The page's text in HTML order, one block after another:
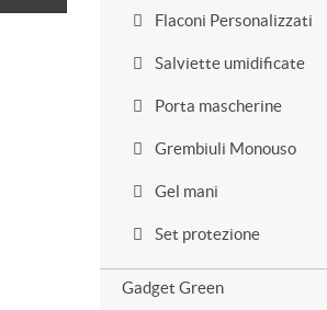
Flaconi Personalizzati
Salviette umidificate
Porta mascherine
Grembiuli Monouso
Gel mani
Set protezione
Gadget Green